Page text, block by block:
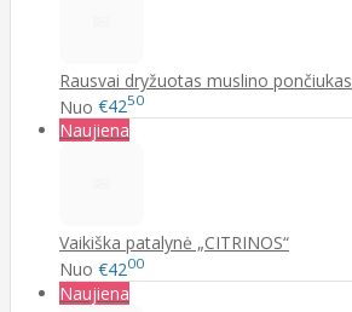
Rausvai dryžuotas muslino pončiukas
Nuo €4250
Naujiena
Vaikiška patalynė „CITRINOS“
Nuo €4200
Naujiena